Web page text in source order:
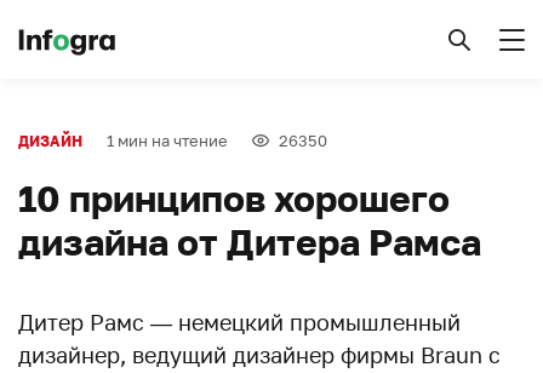
ДИЗАЙН 1 мин на чтение 26350
10 принципов хорошего
дизайна от Дитера Рамса
Дитер Рамс — немецкий промышленный
дизайнер, ведущий дизайнер фирмы Braun с